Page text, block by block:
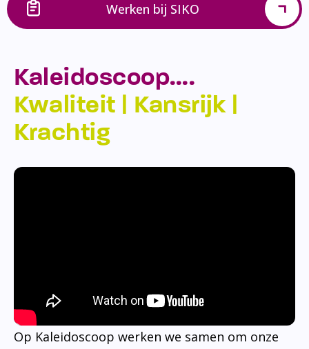
Werken bij SIKO
Kaleidoscoop….
Kwaliteit | Kansrijk |
Krachtig
Op Kaleidoscoop werken we samen om onze